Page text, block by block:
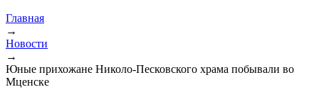
Главная
→
Новости
→
Юные прихожане Николо-Песковского храма побывали во
Мценске